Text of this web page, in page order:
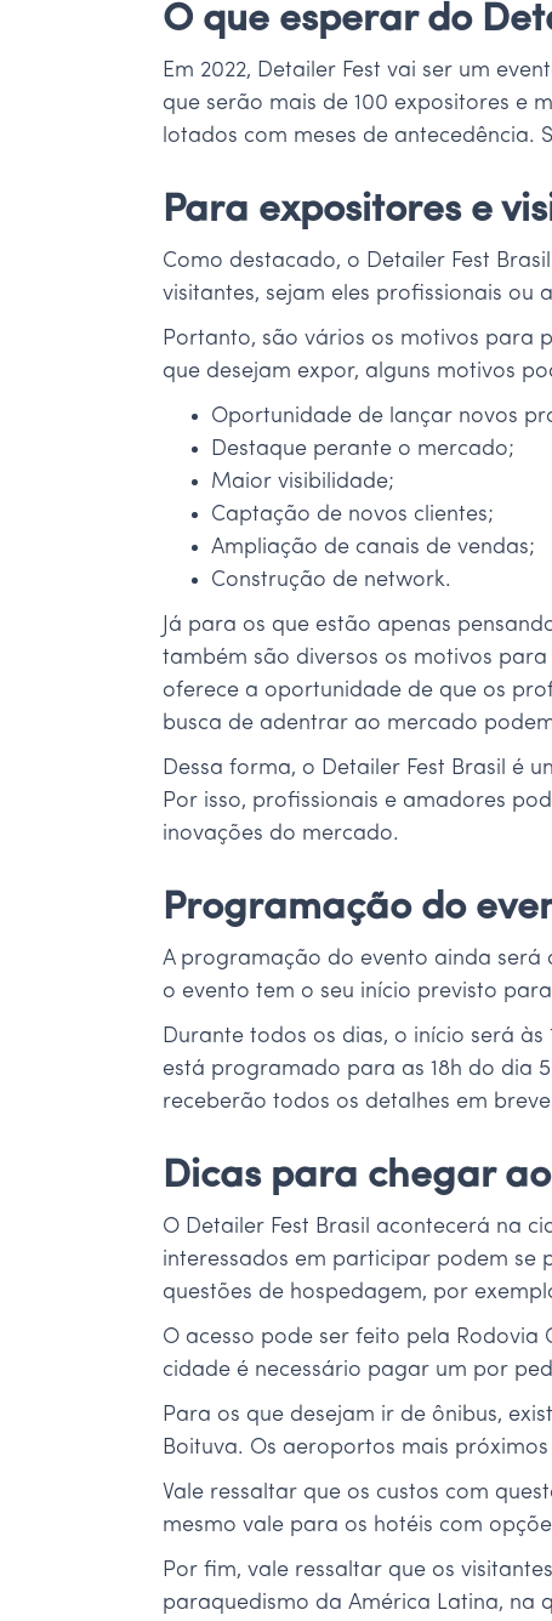
O que esperar do
Em 2022, Detailer Fest vai ser um
que serão mais de 100 expositores e
lotados com meses de antecedência.
Para expositores e
Como destacado, o Detailer Fest
visitantes, sejam eles profissionais
Portanto, são vários os motivos para
que desejam expor, alguns motivos
Oportunidade de lançar novos
Destaque perante o mercado;
Maior visibilidade;
Captação de novos clientes;
Ampliação de canais de vendas;
Construção de network.
Já para os que estão apenas
também são diversos os motivos
oferece a oportunidade de que os
busca de adentrar ao mercado
Dessa forma, o Detailer Fest Brasil é
Por isso, profissionais e amadores
inovações do mercado.
Programação do
A programação do evento ainda será
o evento tem o seu início previsto
Durante todos os dias, o início será
está programado para as 18h do dia
receberão todos os detalhes em
Dicas para chegar
O Detailer Fest Brasil acontecerá na
interessados em participar podem
questões de hospedagem, por
O acesso pode ser feito pela
cidade é necessário pagar um por
Para os que desejam ir de ônibus,
Boituva. Os aeroportos mais
Vale ressaltar que os custos com
mesmo vale para os hotéis com
Por fim, vale ressaltar que os
paraquedismo da América Latina, na